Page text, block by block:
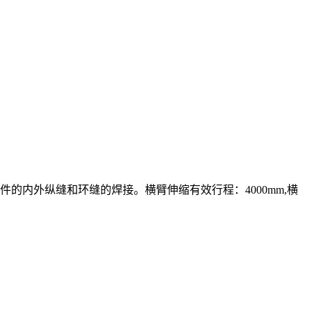
内外纵缝和环缝的焊接。横臂伸缩有效行程：4000mm,横